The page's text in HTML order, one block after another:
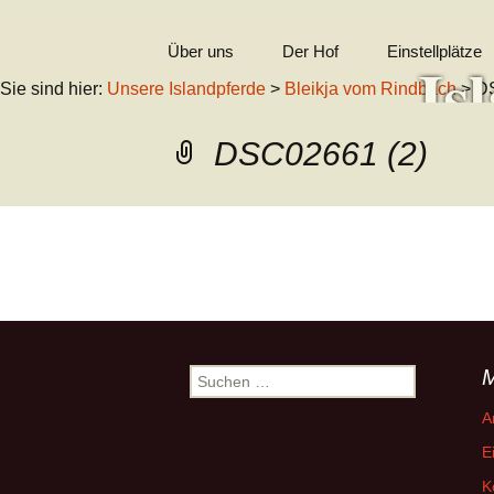
Zum
springen
Über uns
In Erinnerung
Kontakt
Der Hof
Einstellplätze
Sie sind hier: Unsere Islandpferde > Bleikja vom Rindbach>
DSC02661 (2)
←
Suchen
nach: